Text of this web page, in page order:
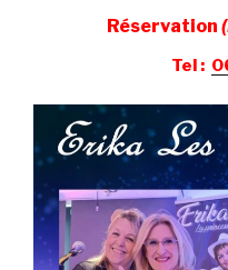
Réservation
Tel :